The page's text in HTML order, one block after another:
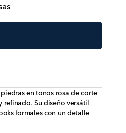
en tonos rosa de corte
Su diseño versátil
formales con un detalle